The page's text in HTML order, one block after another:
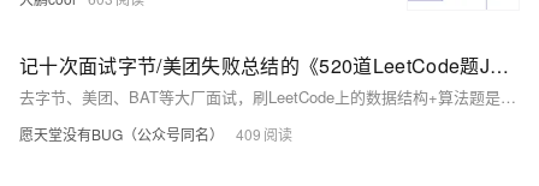
记十次面试字节/美团失败总结的《520道LeetCode题Java版答案》
去字节、美团、BAT等大厂面试，刷LeetCode上的数据结构+算法题是必修课。许多读者说，刷题的时候经常会遇到困难，想要找一本答案题解做参考。 下面分享几个用Java语言实现的开源LeetCode题解，也要感谢这些优秀的开源作者们，分享真的会让这个世界变得很美好。 LeetCode题解答案pdf（基于Java实现） 这是一本基于Java语言实现的LeetCode题解，格式为PDF，可作为刷题的辅助和参考，方便阅读，也方便打印出来学习。
愿天堂没有BUG（公众号同名） 409